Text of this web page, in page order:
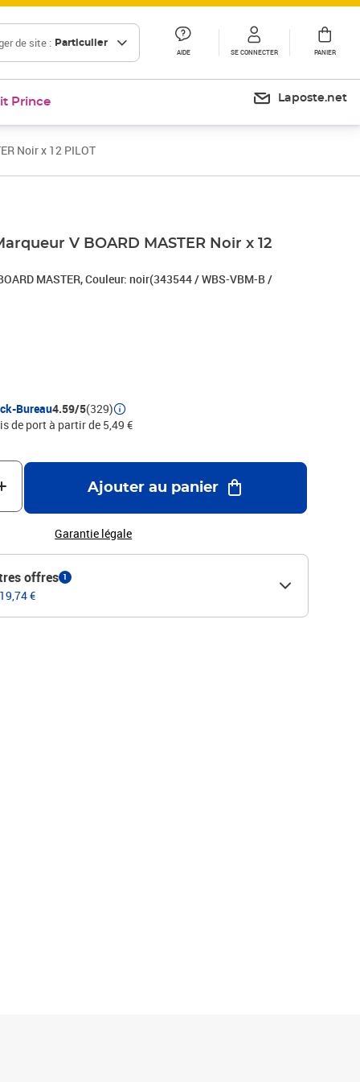
de site : Particulier
AIDE SE CONNECTER PANIER
Prince Laposte.net
Noir x 12 PILOT
V BOARD MASTER Noir x 12
MASTER, Couleur: noir(343544 / WBS-VBM-B /
Bureau4.59/5(329)
de port à partir de 5,49 €
Ajouter au panier
Garantie légale
offres 1
€